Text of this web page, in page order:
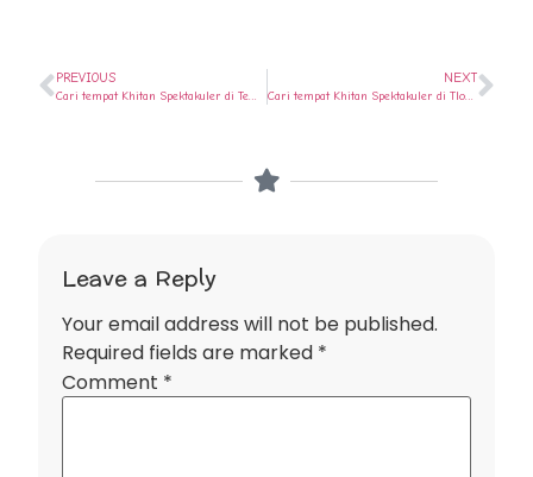
PREVIOUS NEXT
Cari tempat Khitan Spektakuler di Tlogosari ? Ya di Rumah Sunat Semarang
Leave a Reply
Your email address will not be published.
Required fields are marked *
Comment *